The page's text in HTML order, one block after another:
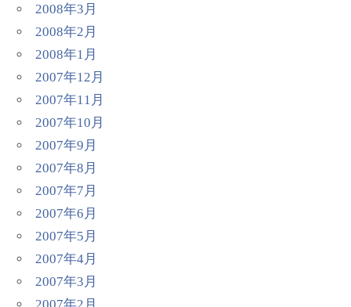
2008年3月
2008年2月
2008年1月
2007年12月
2007年11月
2007年10月
2007年9月
2007年8月
2007年7月
2007年6月
2007年5月
2007年4月
2007年3月
2007年2月